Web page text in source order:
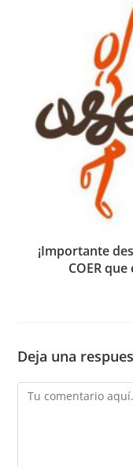
¡Importante
COER
Deja una